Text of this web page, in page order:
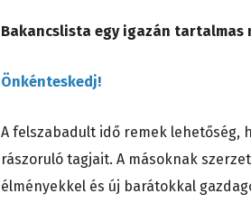
Bakancslista egy igazán tartalmas
Önkénteskedj!
A felszabadult idő remek lehetőség,
rászoruló tagjait. A másoknak
élményekkel és új barátokkal